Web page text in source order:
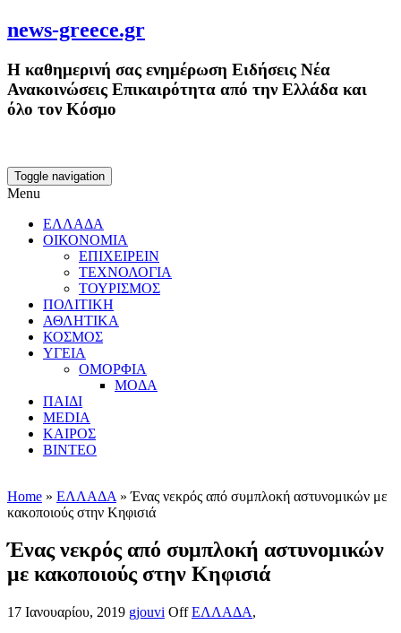
news-greece.gr
Η καθημερινή σας ενημέρωση Ειδήσεις Νέα
Ανακοινώσεις Επικαιρότητα από την Ελλάδα και
όλο τον Κόσμο
Toggle navigation
Menu
ΕΛΛΑΔΑ
ΟΙΚΟΝΟΜΙΑ
ΕΠΙΧΕΙΡΕΙΝ
ΤΕΧΝΟΛΟΓΙΑ
ΤΟΥΡΙΣΜΟΣ
ΠΟΛΙΤΙΚΗ
ΑΘΛΗΤΙΚΑ
ΚΟΣΜΟΣ
ΥΓΕΙΑ
ΟΜΟΡΦΙΑ
ΜΟΔΑ
ΠΑΙΔΙ
MEDIA
ΚΑΙΡΟΣ
ΒΙΝΤΕΟ
Home » ΕΛΛΑΔΑ » Ένας νεκρός από συμπλοκή αστυνομικών με
κακοποιούς στην Κηφισιά
Ένας νεκρός από συμπλοκή αστυνομικών
με κακοποιούς στην Κηφισιά
17 Ιανουαρίου, 2019 gjouvi Off ΕΛΛΑΔΑ,